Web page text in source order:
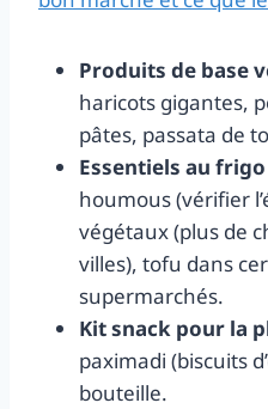
Produits de base
haricots gigantes,
pâtes, passata de
Essentiels au frigo
houmous (vérifier
végétaux (plus de
villes), tofu dans
supermarchés.
Kit snack pour la
paximadi (biscuits
bouteille.